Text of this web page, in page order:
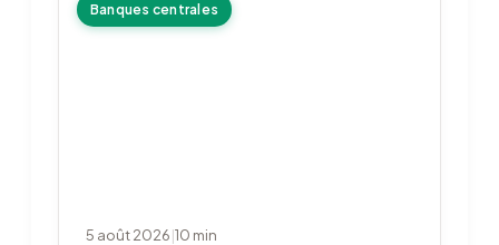
Banques centrales
5 août 2026|10 min